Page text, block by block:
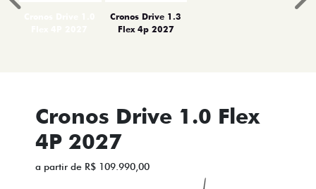
Cronos Drive 1.3
Flex 4p 2027
Anterior
Cronos Drive 1.0 Flex
4P 2027
a partir de R$ 109.990,00